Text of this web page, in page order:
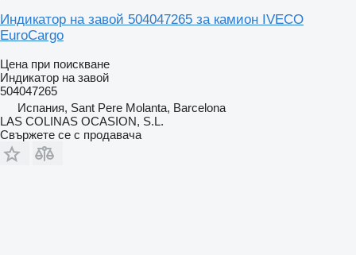
Индикатор на завой 504047265 за камион IVECO
EuroCargo
Цена при поискване
Индикатор на завой
504047265
Испания, Sant Pere Molanta, Barcelona
LAS COLINAS OCASION, S.L.
Свържете се с продавача